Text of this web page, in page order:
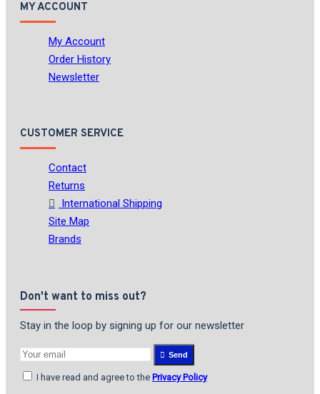
MY ACCOUNT
My Account
Order History
Newsletter
CUSTOMER SERVICE
Contact
Returns
International Shipping
Site Map
Brands
Don't want to miss out?
Stay in the loop by signing up for our newsletter
Send
I have read and agree to the Privacy Policy